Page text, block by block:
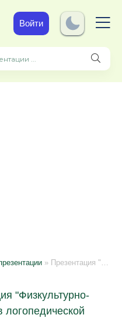
Войти
» Презентация "Физкультурно-оздоровительная работа в логопедической группе детского сада"
"Физкультурно-
логопедической